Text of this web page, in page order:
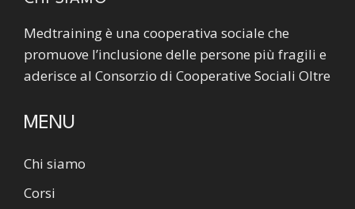
Medtraining è una cooperativa sociale che
promuove l’inclusione delle persone più fragili e
aderisce al Consorzio di Cooperative Sociali Oltre
MENU
Chi siamo
Corsi